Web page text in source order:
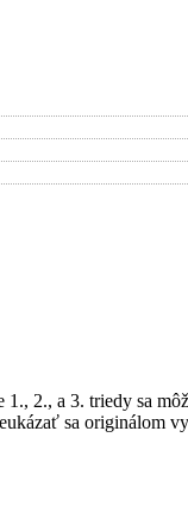
2., a 3. triedy sa
sa originálom